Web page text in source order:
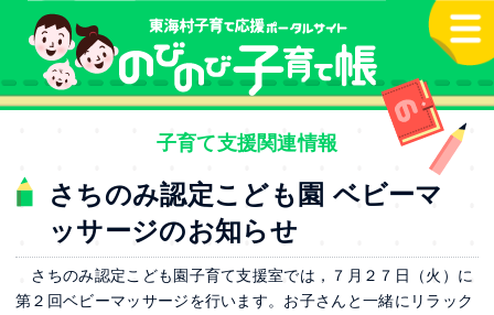
本文へ
子育て支援関連情報
さちのみ認定こども園 ベビーマ
ッサージのお知らせ
さちのみ認定こども園子育て支援室では，７月２７日（火）に
第２回ベビーマッサージを行います。お子さんと一緒にリラック